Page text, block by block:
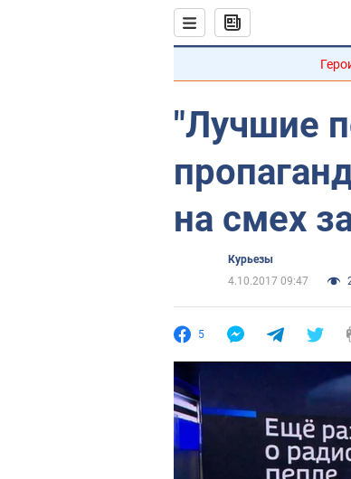
"Лучшие
на смех
Курьезы
4.10.2017 09:47
5